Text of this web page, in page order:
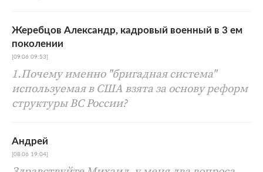
Жеребцов Александр, кадровый военный в 3 ем
поколении
[09.06 09:53]
1.Почему именно "бригадная система"
используемая в США взята за основу реформ
структуры ВС России?
Андрей
[08.06 19:04]